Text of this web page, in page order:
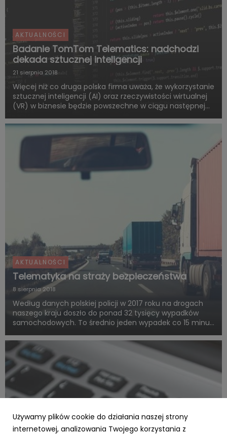
AKTUALNOŚCI
Badanie TomTom Telematics: nadchodzi
dekada sztucznej inteligencji
21 sierpnia 2018
Więcej niż co druga polska firma uważa, że wykorzystanie
sztucznej inteligencji (AI) oraz rzeczywistości wirtualnej
(VR) w biznesie będzie powszechne w ciągu następnej
tak wynika z raportu TomTom Telematics, największ...
AKTUALNOŚCI
Telematyka na straży bezpieczeństwa
8 sierpnia 2018
Według danych polskiej policji w 2017 roku na drogach
naszego kraju doszło do ponad 32 tysięcy wypadków
samochodowych. To średnio jeden wypadek co 15 minut.
wiele ludzkich dramatów, a także duże straty dla firm.
Ponad...
Używamy plików cookie do działania naszej strony
internetowej, analizowania Twojego korzystania z